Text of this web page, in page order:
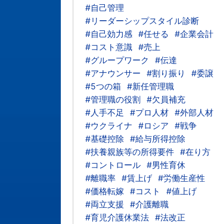
#自己管理
#リーダーシップスタイル診断
#自己効力感 #任せる
#企業会計
#コスト意識 #売上
#グループワーク
#伝達
#アナウンサー
#割り振り
#委譲
#5つの箱 #新任管理職
#管理職の役割 #欠員補充
#人手不足
#プロ人材 #外部人材
#ウクライナ
#ロシア
#戦争
#基礎控除
#給与所得控除
#扶養親族等の所得要件 #在り方
#コントロール #男性育休
#離職率 #賃上げ #労働生産性
#価格転嫁
#コスト
#値上げ
#両立支援
#介護離職
#育児介護休業法 #法改正